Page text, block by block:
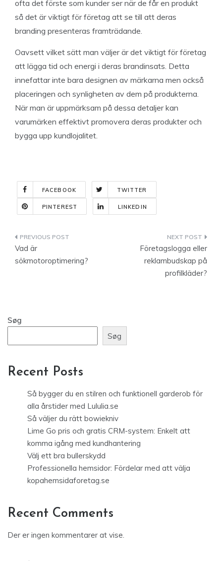
ofta det förste som kunder ser när de får en produkt
så det är viktigt för företag att se till att deras
branding presenteras framträdande.
Oavsett vilket sätt man väljer är det viktigt för företag
att lägga tid och energi i deras brandinsats. Detta
innefattar inte bara designen av märkarna men också
placeringen och synligheten av dem på produkterna.
När man är uppmärksam på dessa detaljer kan
varumärken effektivt promovera deras produkter och
bygga upp kundlojalitet.
FACEBOOK TWITTER
PINTEREST LINKEDIN
Indlægsnavigation
Vad är
sökmotoroptimering?
Företagslogga eller
reklambudskap på
profilkläder?
Søg
Søg
Recent Posts
Så bygger du en stilren och funktionell garderob för
alla årstider med Lululia.se
Så väljer du rätt bowiekniv
Lime Go pris och gratis CRM-system: Enkelt att
komma igång med kundhantering
Välj ett bra bullerskydd
Professionella hemsidor: Fördelar med att välja
kopahemsidaforetag.se
Recent Comments
Der er ingen kommentarer at vise.